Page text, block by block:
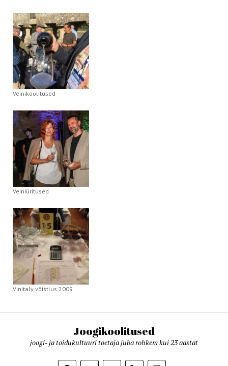
Veinikoolitused
Veiniüritused
Vinitaly võistlus 2009
Joogikoolitused
joogi- ja toidukultuuri toetaja juba rohkem kui 23 aastat